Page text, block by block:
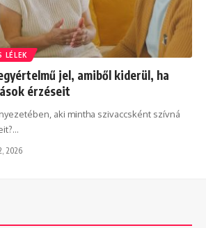
LÉLEK
jel, amiből kiderül, ha
érzéseit
aki mintha szivaccsként szívná
…
2026